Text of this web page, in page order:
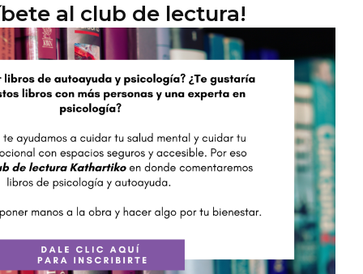
al club de lectura!